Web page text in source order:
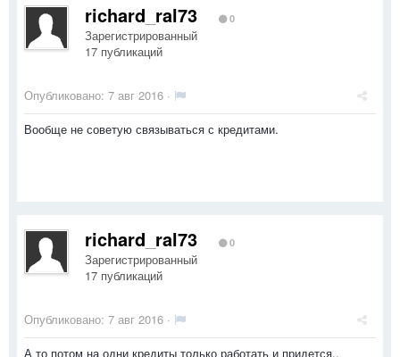
richard_ral73 0
Зарегистрированный
17 публикаций
Опубликовано: 7 авг 2016 ·
Вообще не советую связываться с кредитами.
richard_ral73 0
Зарегистрированный
17 публикаций
Опубликовано: 7 авг 2016 ·
А то потом на одни кредиты только работать и придется..